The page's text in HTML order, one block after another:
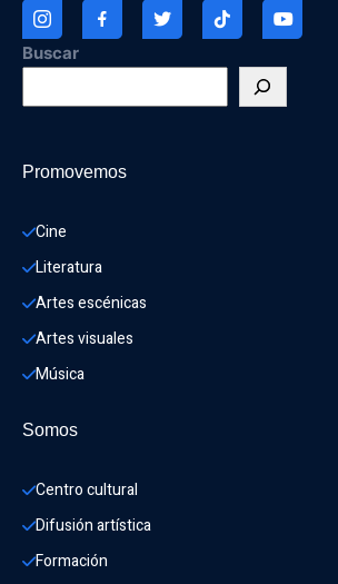
Buscar
Promovemos
Cine
Literatura
Artes escénicas
Artes visuales
Música
Somos
Centro cultural
Difusión artística
Formación